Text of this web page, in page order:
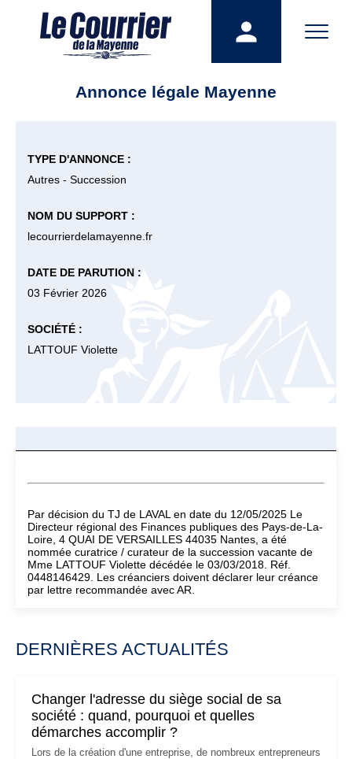
Annonce légale Mayenne
TYPE D'ANNONCE :
Autres - Succession
NOM DU SUPPORT :
lecourrierdelamayenne.fr
DATE DE PARUTION :
03 Février 2026
SOCIÉTÉ :
LATTOUF Violette
Par décision du TJ de LAVAL en date du 12/05/2025 Le
Directeur régional des Finances publiques des Pays-de-La-
Loire, 4 QUAI DE VERSAILLES 44035 Nantes, a été
nommée curatrice / curateur de la succession vacante de
Mme LATTOUF Violette décédée le 03/03/2018. Réf.
0448146429. Les créanciers doivent déclarer leur créance
par lettre recommandée avec AR.
DERNIÈRES ACTUALITÉS
Changer l'adresse du siège social de sa
société : quand, pourquoi et quelles
démarches accomplir ?
Lors de la création d'une entreprise, de nombreux entrepreneurs